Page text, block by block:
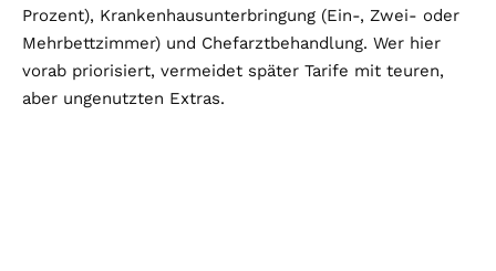
Prozent), Krankenhausunterbringung (Ein-, Zwei- oder
Mehrbettzimmer) und Chefarztbehandlung. Wer hier
vorab priorisiert, vermeidet später Tarife mit teuren,
aber ungenutzten Extras.